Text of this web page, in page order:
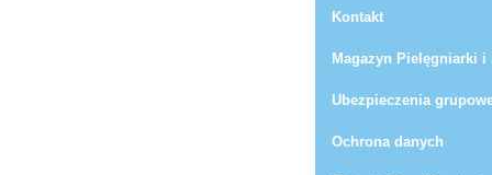
Kontakt
Magazyn Pielęgniarki i
Ubezpieczenia
Ochrona danych